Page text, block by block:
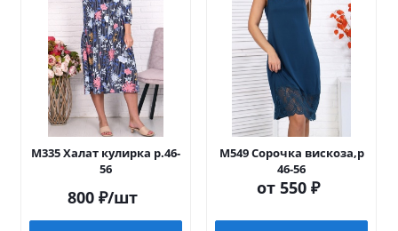
М335 Халат кулирка р.46-
56
800 ₽/шт
М549 Сорочка вискоза,р
46-56
от 550 ₽